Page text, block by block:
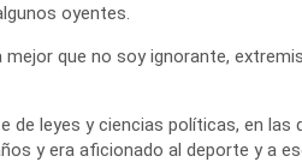
oyentes.
que no soy ignorante,
leyes y ciencias políticas, en las
y era aficionado al deporte y a